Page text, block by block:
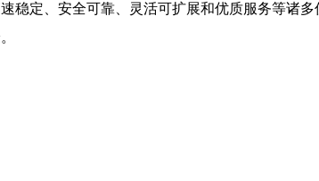
稳定、安全可靠、灵活可扩展和优质服务等诸